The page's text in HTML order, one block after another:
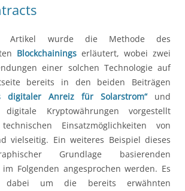
Artikel wurde die Methode des
Blockchainings erläutert, wobei zwei
einer solchen Technologie auf
bereits in den beiden Beiträgen
digitaler Anreiz für Solarstrom“und
Kryptowährungen vorgestellt
Einsatzmöglichkeiten von
vielseitig. Ein weiteres Beispiel dieses
Grundlage basierenden
Folgenden angesprochen werden. Es
dabei um die bereits erwähnten